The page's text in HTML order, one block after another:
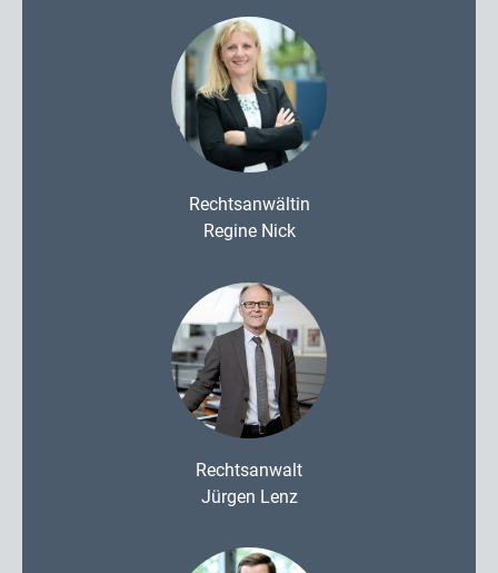
Rechtsanwältin
Regine Nick
Rechtsanwalt
Jürgen Lenz